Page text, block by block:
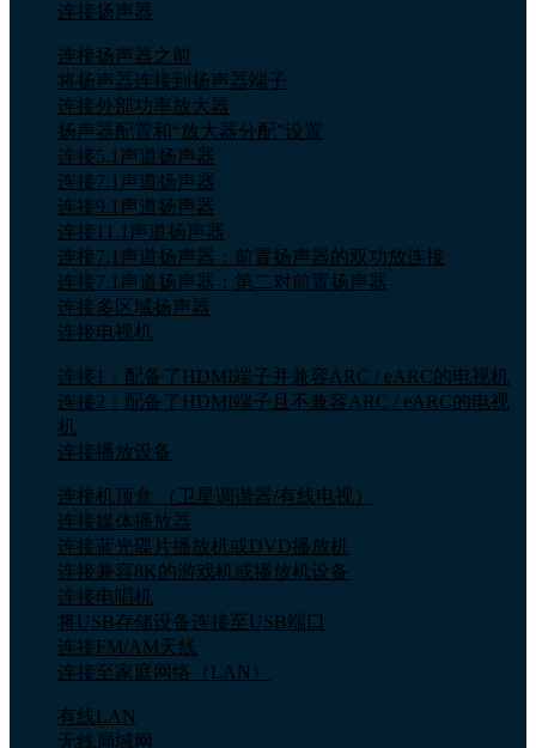
连接扬声器
连接扬声器之前
将扬声器连接到扬声器端子
连接外部功率放大器
扬声器配置和“放大器分配”设置
连接5.1声道扬声器
连接7.1声道扬声器
连接9.1声道扬声器
连接11.1声道扬声器
连接7.1声道扬声器：前置扬声器的双功放连接
连接7.1声道扬声器：第二对前置扬声器
连接多区域扬声器
连接电视机
连接1：配备了HDMI端子并兼容ARC / eARC的电视机
连接2：配备了HDMI端子且不兼容ARC / eARC的电视
机
连接播放设备
连接机顶盒 （卫星调谐器/有线电视）
连接媒体播放器
连接蓝光碟片播放机或DVD播放机
连接兼容8K的游戏机或播放机设备
连接电唱机
将USB存储设备连接至USB端口
连接FM/AM天线
连接至家庭网络（LAN）
有线LAN
无线局域网